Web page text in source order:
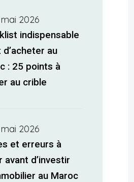
2026
indispensable
d’acheter au
: 25 points à
au crible
2026
et erreurs à
avant d’investir
au Maroc